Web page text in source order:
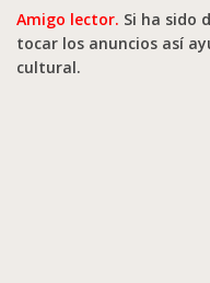
Amigo lector. Si ha sido
tocar los anuncios así
cultural.